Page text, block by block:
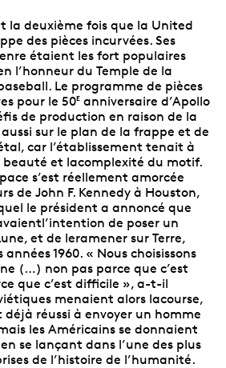
la deuxième fois que la United
des pièces incurvées. Ses
étaient les fort populaires
l’honneur du Temple de la
Le programme de pièces
pour le 50E anniversaire d’Apollo
de production en raison de la
sur le plan de la frappe et de
car l’établissement tenait à
et lacomplexité du motif.
s’est réellement amorcée
de John F. Kennedy à Houston,
le président a annoncé que
de poser un
et de leramener sur Terre,
1960. « Nous choisissons
(…) non pas parce que c’est
que c’est difficile », a-t-il
menaient alors lacourse,
réussi à envoyer un homme
les Américains se donnaient
se lançant dans l’une des plus
de l’histoire de l’humanité.